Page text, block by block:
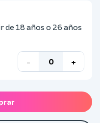
18 años o 26 años
- +